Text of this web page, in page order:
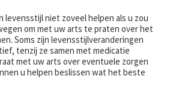
levensstijl niet zoveel helpen als u zou
om met uw arts te praten over het
Soms zijn levensstijlveranderingen
tenzij ze samen met medicatie
met uw arts over eventuele zorgen
u helpen beslissen wat het beste